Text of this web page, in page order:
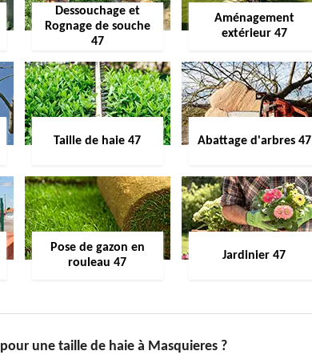
Dessouchage et
Rognage de souche
47
Aménagement
extérieur 47
Taille de haie 47 Abattage d'arbres 47
Pose de gazon en
rouleau 47
Jardinier 47
une taille de haie à Masquieres ?